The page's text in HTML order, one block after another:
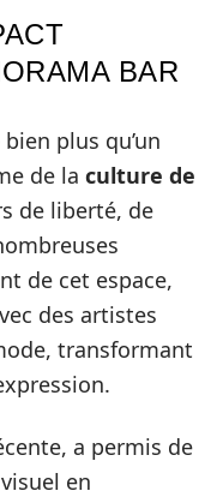
BAR
plus qu’un
de la culture de
de liberté, de
de cet espace,
des artistes
transformant
a permis de
en